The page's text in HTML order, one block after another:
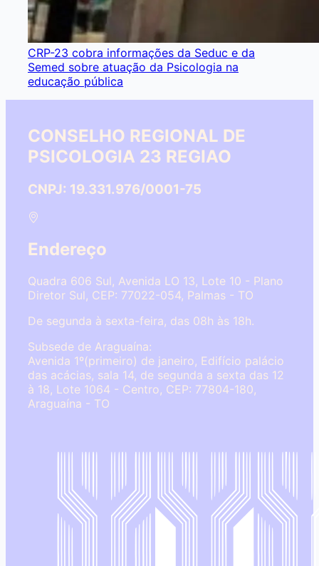
CRP-23 cobra informações da Seduc e da
Semed sobre atuação da Psicologia na
educação pública
CONSELHO REGIONAL DE
PSICOLOGIA 23 REGIAO
CNPJ: 19.331.976/0001-75
Endereço
Quadra 606 Sul, Avenida LO 13, Lote 10 - Plano
Diretor Sul, CEP: 77022-054, Palmas - TO
De segunda à sexta-feira, das 08h às 18h.
Subsede de Araguaína:
Avenida 1º(primeiro) de janeiro, Edifício palácio
das acácias, sala 14, de segunda a sexta das 12
à 18, Lote 1064 - Centro, CEP: 77804-180,
Araguaína - TO